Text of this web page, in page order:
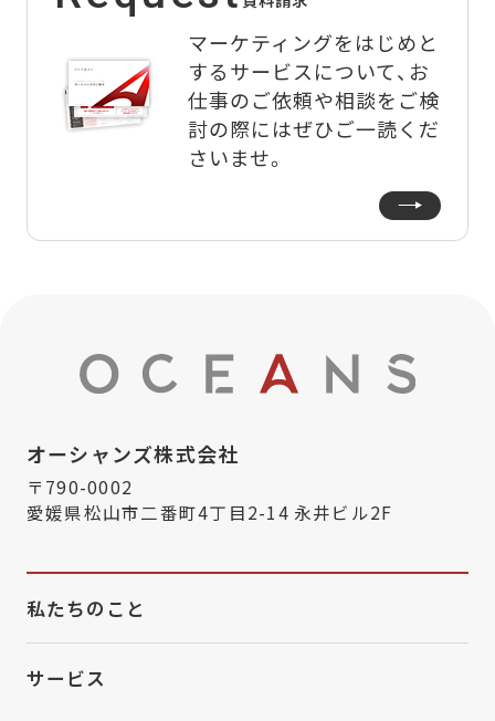
マーケティングをはじめと
するサービスについて、 お
仕事のご依頼や相談をご検
討の際にはぜひご一読くだ
さいませ。
オーシャンズ株式会社
〒790-0002
愛媛県松山市二番町4丁目2-14 永井ビル2F
私たちのこと
サービス